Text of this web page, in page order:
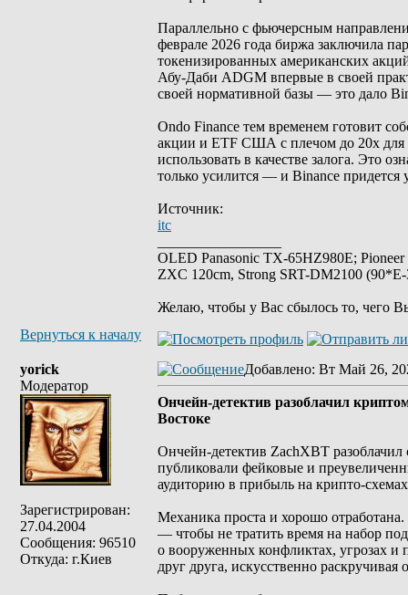
Параллельно с фьючерсным
феврале 2026 года биржа заключила
токенизированных американских
Абу-Даби ADGM впервые в своей
своей нормативной базы — это дало
Ondo Finance тем временем готовит
акции и ETF США с плечом до 20x для
использовать в качестве залога. Это
только усилится — и Binance
Источник:
itc
OLED Panasonic TX-65HZ980E;
ZXC 120cm, Strong SRT-DM2100
Желаю, чтобы у Вас сбылось то, чего
Вернуться к началу
yorick
Модератор
Зарегистрирован:
27.04.2004
Сообщения: 96510
Откуда: г.Киев
Добавлено: Вт Май 26,
Ончейн-детектив разоблачил
Востоке
Ончейн-детектив ZachXBT разоблачил
публиковали фейковые и
аудиторию в прибыль на крипто-
Механика проста и хорошо
— чтобы не тратить время на набор
о вооруженных конфликтах, угрозах и
друг друга, искусственно раскручивая